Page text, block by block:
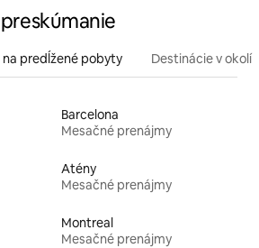
predĺžené pobyty Destinácie v okolí
Barcelona
Mesačné prenájmy
Atény
Mesačné prenájmy
Montreal
Mesačné prenájmy